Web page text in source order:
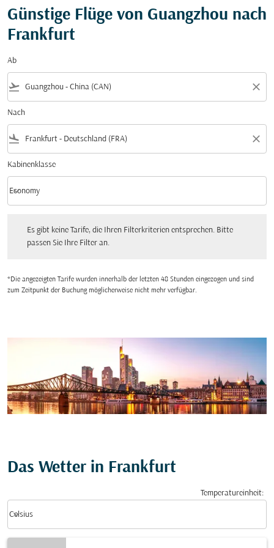
Günstige Flüge von Guangzhou nach
Frankfurt
Ab
flight_takeoff close
Nach
flight_land close
Kabinenklasse
Kabinenklasse option Economy Selected
Economy
keyboard_arrow_down
Es gibt keine Tarife, die Ihren Filterkriterien entsprechen. Bitte
passen Sie Ihre Filter an.
*Die angezeigten Tarife wurden innerhalb der letzten 48 Stunden eingezogen und sind
zum Zeitpunkt der Buchung möglicherweise nicht mehr verfügbar.
Das Wetter in Frankfurt
Temperatureinheit:
Celsius
keyboard_arrow_down